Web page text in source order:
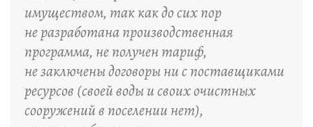
имуществом, так как до сих пор
не разработана производственная
программа, не получен тариф,
не заключены договоры ни с поставщиками
ресурсов (своей воды и своих очистных
сооружений в поселении нет),